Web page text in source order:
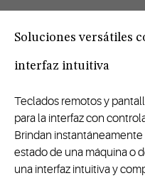
Soluciones versátiles
interfaz intuitiva
Teclados remotos y
para la interfaz con
Brindan
estado de una máquina o
una interfaz intuitiva y